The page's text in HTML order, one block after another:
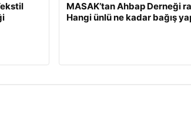
MASAK’tan Ahbap Derneği
Hangi ünlü ne kadar bağış